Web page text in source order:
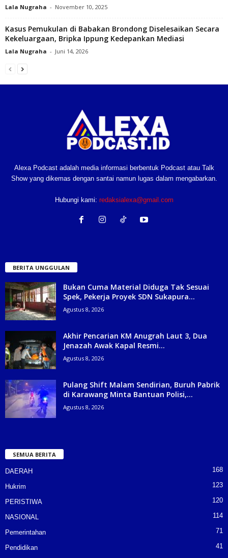
Lala Nugraha - November 10, 2025
Kasus Pemukulan di Babakan Brondong Diselesaikan Secara
Kekeluargaan, Bripka Ippung Kedepankan Mediasi
Lala Nugraha - Juni 14, 2026
Alexa Podcast adalah media informasi berbentuk Podcast atau Talk
Show yang dikemas dengan santai namun lugas dalam mengabarkan.
Hubungi kami: redaksialexa@gmail.com
BERITA UNGGULAN
Bukan Cuma Material Diduga Tak Sesuai
Spek, Pekerja Proyek SDN Sukapura...
Agustus 8, 2026
Akhir Pencarian KM Anugrah Laut 3, Dua
Jenazah Awak Kapal Resmi...
Agustus 8, 2026
Pulang Shift Malam Sendirian, Buruh Pabrik
di Karawang Minta Bantuan Polisi,...
Agustus 8, 2026
SEMUA BERITA
DAERAH 168
Hukrim 123
PERISTIWA 120
NASIONAL 114
Pemerintahan 71
Pendidikan 41